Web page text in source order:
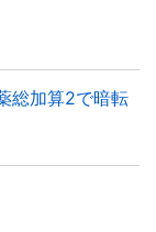
総加算2で暗転